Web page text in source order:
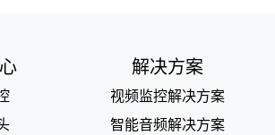
解决方案
视频监控解决方案
智能音频解决方案